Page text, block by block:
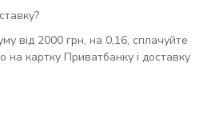
від 2000 грн, на 0,16, сплачуйте
на картку Приватбанку і доставку